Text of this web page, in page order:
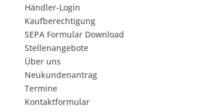
Händler-Login
Kaufberechtigung
SEPA Formular Download
Stellenangebote
Über uns
Neukundenantrag
Termine
Kontaktformular